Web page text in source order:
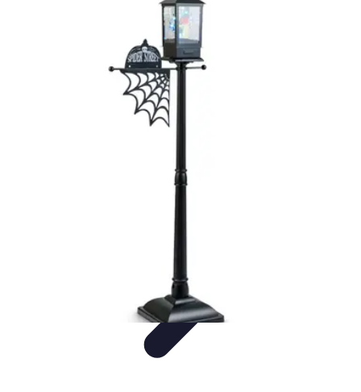
Cuisine et Santé
DIY & Décoration
Citrouilles et Fantômes